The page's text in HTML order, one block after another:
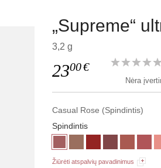
„Supreme“
3,2 g
2300€
Nėra
Casual Rose (Spindintis)
Spindintis
Žiūrėti atspalvių pavadinimus